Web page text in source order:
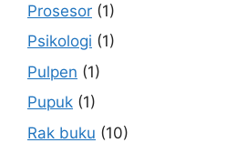
Prosesor (1)
Psikologi (1)
Pulpen (1)
Pupuk (1)
Rak buku (10)